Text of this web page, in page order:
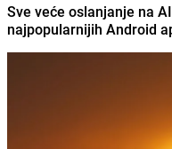
Sve veće oslanjanje na
najpopularnijih Android